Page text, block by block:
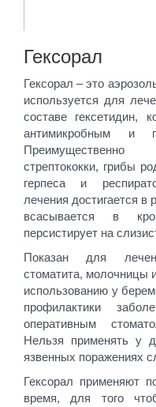
Гексорал
Гексорал – это
используется для
составе гексетидин,
антимикробным и
Преимущественно
стрептококки, грибы
герпеса и
лечения достигается в
всасывается в
персистирует на
Показан для
стоматита, молочницы
использованию у
профилактики
оперативным
Нельзя применять у
язвенных поражениях
Гексорал применяют
время, для того